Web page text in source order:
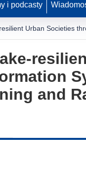
i podcasty
Urban Societies
and